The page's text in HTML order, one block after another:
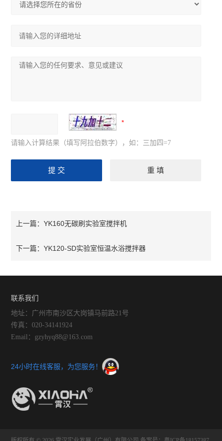
请输入计算结果（填写阿拉伯数字），如：三加四=7
上一篇：YK160无碳刷实验室搅拌机
下一篇：YK120-SD实验室恒温水浴搅拌器
联系我们
地址：广州市南沙区大岗镇马前路21号
传真：020-34141924
Email：gzyhyq88@163.com
24小时在线客服，为您服务！